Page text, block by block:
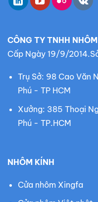
m
CÔNG TY TNHH
Cấp Ngày 19/9/
Trụ Sở: 98 Cao Văn
Phú - TP HCM
Xưởng: 385 Thoại
Phú - TP.HCM
NHÔM KÍNH
Cửa nhôm Xingfa